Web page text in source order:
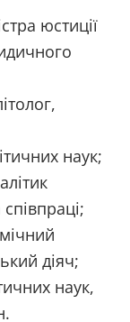
юстиції
наук;
діяч;
наук,